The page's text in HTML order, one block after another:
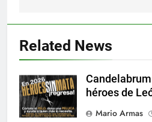
Related News
héroes de
Mario Armas